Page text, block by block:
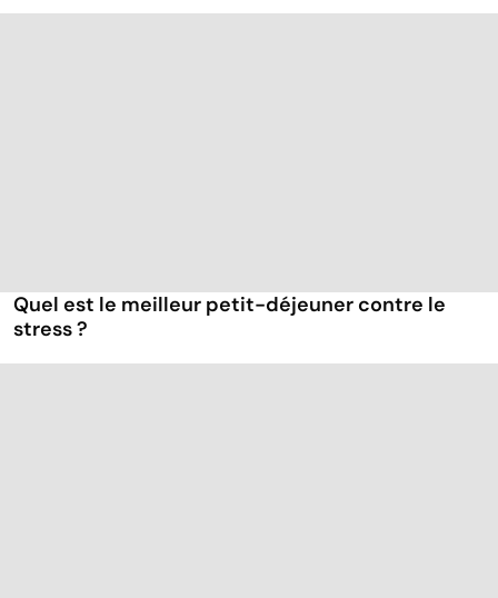
Quel est le meilleur petit-déjeuner contre le
stress ?